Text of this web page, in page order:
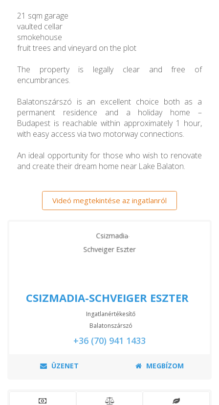
21 sqm garage
vaulted cellar
smokehouse
fruit trees and vineyard on the plot
The property is legally clear and free of
encumbrances.
Balatonszárszó is an excellent choice both as a
permanent residence and a holiday home –
Budapest is reachable within approximately 1 hour,
with easy access via two motorway connections.
An ideal opportunity for those who wish to renovate
and create their dream home near Lake Balaton.
Videó megtekintése az ingatlanról
CSIZMADIA-SCHVEIGER ESZTER
Ingatlanértékesítő
Balatonszárszó
+36 (70) 941 1433
ÜZENET MEGBÍZOM